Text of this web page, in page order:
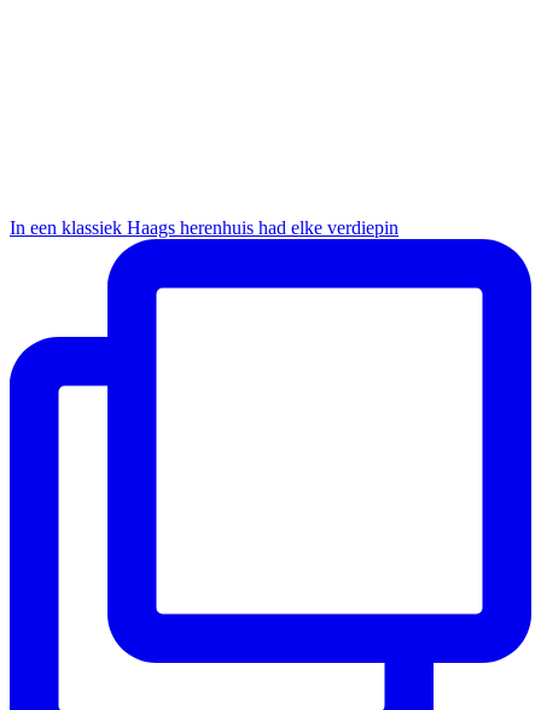
In een klassiek Haags herenhuis had elke verdiepin